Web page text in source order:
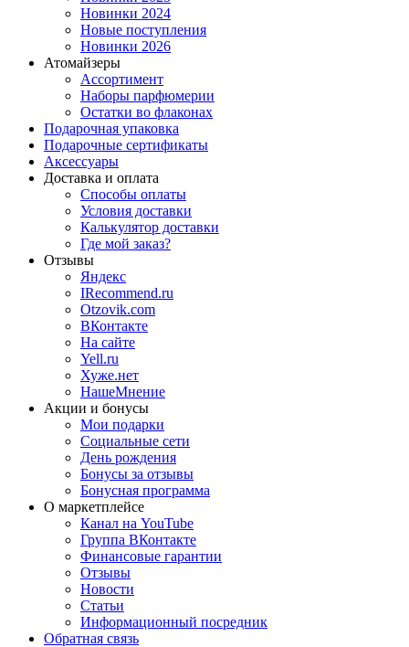
Новинки 2024
Новые поступления
Новинки 2026
Атомайзеры
Ассортимент
Наборы парфюмерии
Остатки во флаконах
Подарочная упаковка
Подарочные сертификаты
Аксессуары
Доставка и оплата
Способы оплаты
Условия доставки
Калькулятор доставки
Где мой заказ?
Отзывы
Яндекс
IRecommend.ru
Otzovik.com
ВКонтакте
На сайте
Yell.ru
Хуже.нет
НашеМнение
Акции и бонусы
Мои подарки
Социальные сети
День рождения
Бонусы за отзывы
Бонусная программа
О маркетплейсе
Канал на YouTube
Группа ВКонтакте
Финансовые гарантии
Отзывы
Новости
Статьи
Информационный посредник
Обратная связь